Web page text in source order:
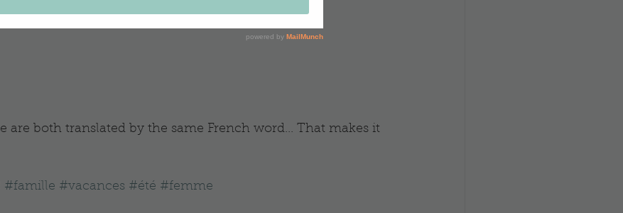
#famille #vacances #été #femme